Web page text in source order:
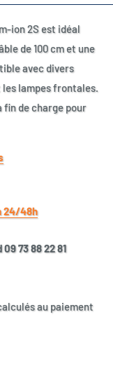
ion 2S est idéal
de 100 cm et une
avec divers
lampes frontales.
fin de charge pour
24/48h
73 88 22 81
au paiement